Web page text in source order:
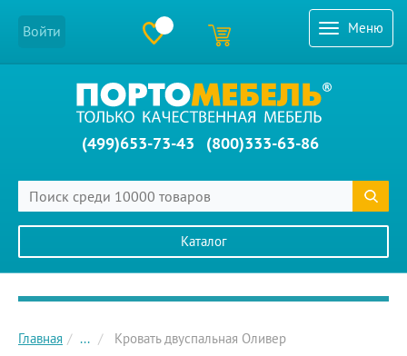
Меню
Войти
(499)653-73-43 (800)333-63-86
Каталог
Главное меню сайта
Главная ... Кровать двуспальная Оливер